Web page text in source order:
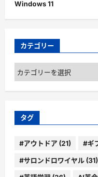
Windows 11
カテゴリー
カ
テ
ゴ
ー
タグ
#アウトドア (21) #ギ
#サロンドロワイヤル (31)